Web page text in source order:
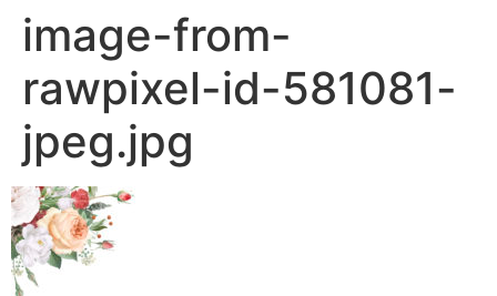
image-from-
rawpixel-id-581081-
jpeg.jpg